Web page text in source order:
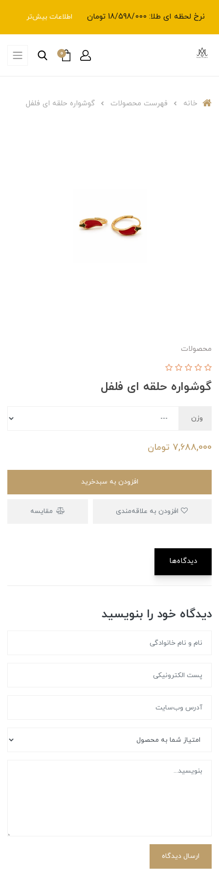
نرخ لحظه ای طلا: 18/598/000 تومان اطلاعات بیش‌تر
0
خانه فهرست محصولات گوشواره حلقه ای فلفل
محصولات
گوشواره حلقه ای فلفل
وزن
7,688,000 تومان
افزودن به سبدخرید
مقایسه
دیدگاه‌ها
دیدگاه خود را بنویسید
ارسال دیدگاه